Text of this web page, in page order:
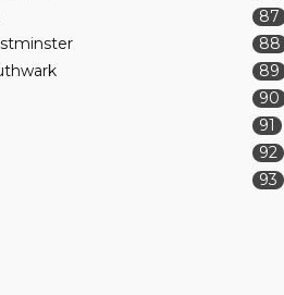
87
88
89
90
91
92
93